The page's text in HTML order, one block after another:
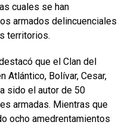
cuales se han
armados delincuenciales
territorios.
que el Clan del
Atlántico, Bolívar, Cesar,
sido el autor de 50
armadas. Mientras que
ocho amedrentamientos